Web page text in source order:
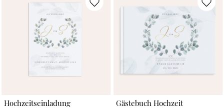
Hochzeitseinladung Gästebuch Hochzeit